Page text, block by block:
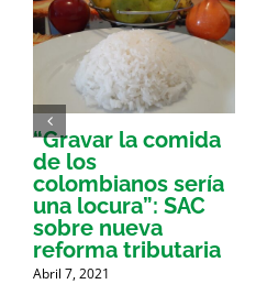
“Gravar la comida
de los
colombianos sería
una locura”: SAC
sobre nueva
reforma tributaria
Abril 7, 2021